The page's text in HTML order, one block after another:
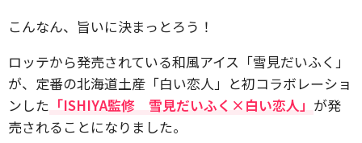
こんなん、旨いに決まっとろう！
ロッテから発売されている和風アイス「雪見だいふく」
が、定番の北海道土産「白い恋人」と初コラボレーショ
ンした 「ISHIYA監修 雪見だいふく×白い恋人」 が発
売されることになりました。